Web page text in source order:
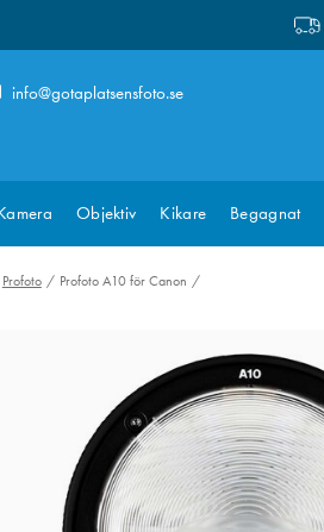
info@gotaplatsensfoto.se
Objektiv Kikare Begagnat
Profoto Profoto A10 för Canon